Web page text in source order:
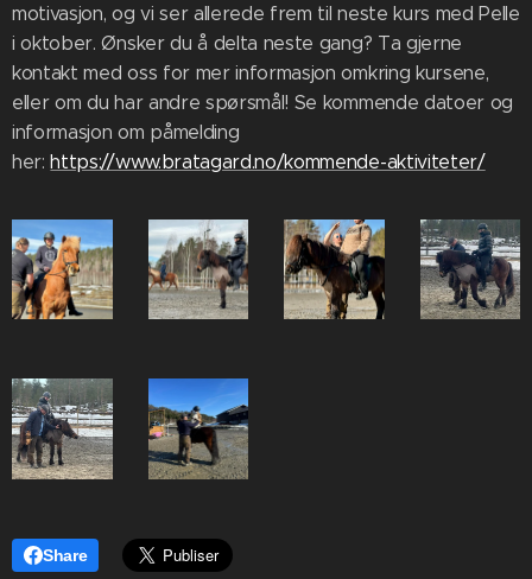
motivasjon, og vi ser allerede frem til neste kurs med Pelle
i oktober. Ønsker du å delta neste gang? Ta gjerne
kontakt med oss for mer informasjon omkring kursene,
eller om du har andre spørsmål! Se kommende datoer og
informasjon om påmelding
her:https://www.bratagard.no/kommende-aktiviteter/
Share